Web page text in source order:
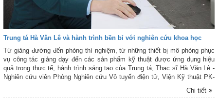
Trung tá Hà Văn Lê và hành trình bền bỉ với nghiên cứu khoa học
Từ giảng đường đến phòng thí nghiệm, từ những thiết bị mô phỏng phục
vụ công tác giảng dạy đến các sản phẩm kỹ thuật được ứng dụng hiệu
quả trong thực tế, hành trình sáng tạo của Trung tá, Thạc sĩ Hà Văn Lê -
Nghiên cứu viên Phòng Nghiên cứu Vô tuyến điện tử, Viện Kỹ thuật PK-
KQ là câu chuyện sinh động về sự nỗ lực không ngừng, đồng thời là tấm
gương sáng về niềm đam mê bền bỉ với hoạt động nghiên cứu khoa học
Chi tiết